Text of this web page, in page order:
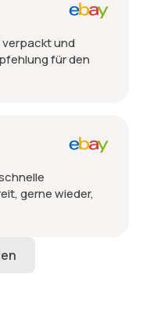
und
für den
gerne wieder,